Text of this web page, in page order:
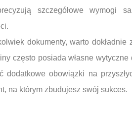
szczegółowe wymogi
dokumenty, warto
często posiada własne
dodatkowe obowiązki na
na którym zbudujesz swój sukces.